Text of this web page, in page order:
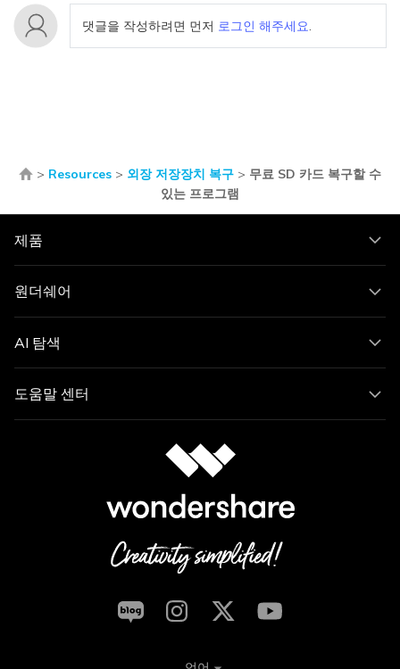
댓글을 작성하려면 먼저 로그인 해주세요.
> Resources > 외장 저장장치 복구 > 무료 SD 카드 복구할 수
있는 프로그램
제품
원더쉐어
AI 탐색
도움말 센터